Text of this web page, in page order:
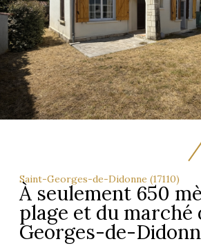
Saint-Georges-de-Didonne (17110)
À seulement 650
plage et du marché
Georges-de-